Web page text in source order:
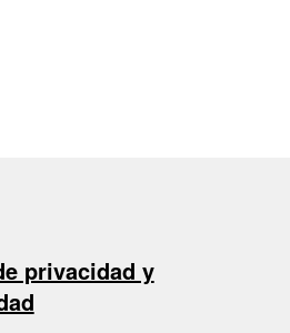
privacidad y